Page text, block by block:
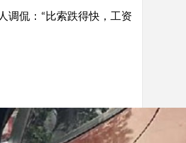
调侃： “ 比索跌得快，工资